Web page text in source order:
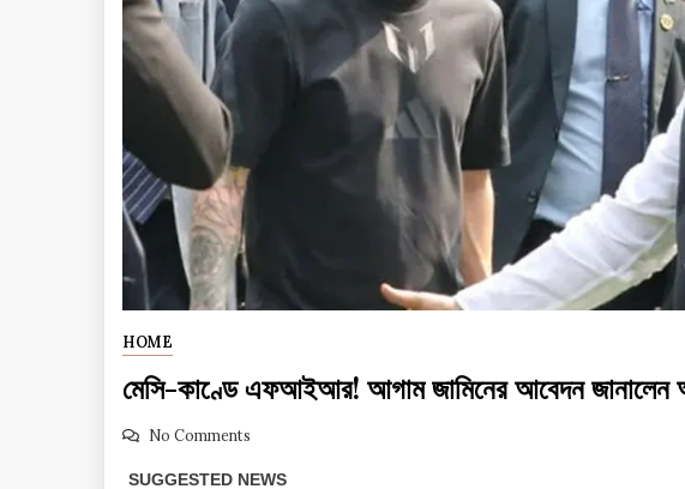
HOME
মেসি-কাণ্ডে এফআইআর! আগাম জামিনের আবেদন জানালেন
No Comments